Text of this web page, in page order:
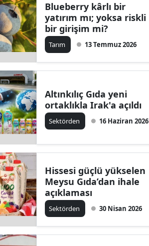
Blueberry kârlı bir
yatırım mı; yoksa riskli
bir girişim mi?
Tarım 13 Temmuz 2026
Altınkılıç Gıda yeni
ortaklıkla Irak'a açıldı
Sektörden 16 Haziran 2026
Hissesi güçlü yükselen
Meysu Gıda’dan ihale
açıklaması
Sektörden 30 Nisan 2026